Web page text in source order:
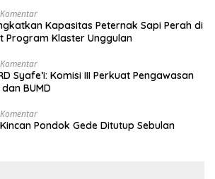
Kapasitas Peternak Sapi Perah di
Program Klaster Unggulan
Syafe’i: Komisi III Perkuat Pengawasan
BUMD
Pondok Gede Ditutup Sebulan